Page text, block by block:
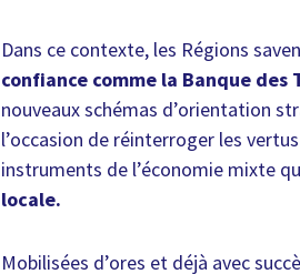
Dans ce contexte, les Régions
confiance comme la Banque des
nouveaux schémas d’orientation
l’occasion de réinterroger les
instruments de l’économie mixte
locale.
Mobilisées d’ores et déjà avec